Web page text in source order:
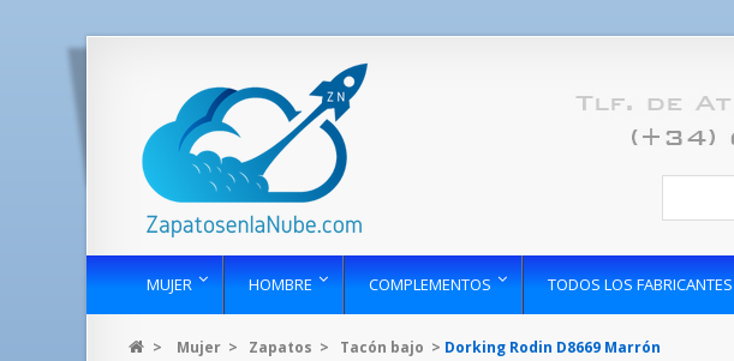
MUJER HOMBRE COMPLEMENTOS TODOS LOS FABRICANTES
> Mujer > Zapatos > Tacón bajo > Dorking Rodin D8669 Marrón